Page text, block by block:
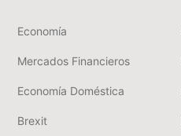
Economía
Mercados Financieros
Economía Doméstica
Brexit